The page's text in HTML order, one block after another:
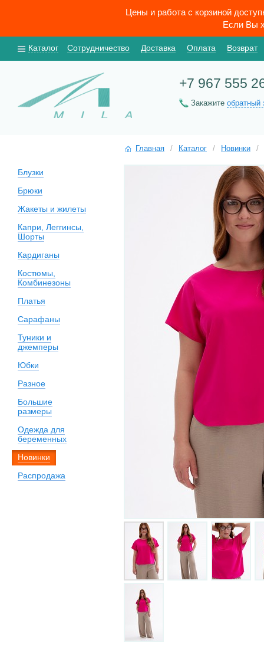
Цены и работа с корзиной
Если Вы
Каталог Сотрудничество Доставка Оплата Возврат
+7 967 555
Закажите обратный
Блузки
Брюки
Жакеты и жилеты
Капри, Леггинсы,
Шорты
Кардиганы
Костюмы,
Комбинезоны
Платья
Сарафаны
Туники и
джемперы
Юбки
Разное
Большие
размеры
Одежда для
беременных
Новинки
Распродажа
Главная / Каталог / Новинки /